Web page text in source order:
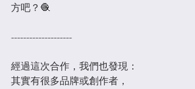
方吧？🧶
--------------------
經過這次合作，我們也發現：
其實有很多品牌或創作者，